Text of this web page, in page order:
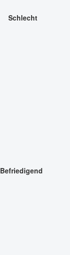
Schlecht
Befriedigend